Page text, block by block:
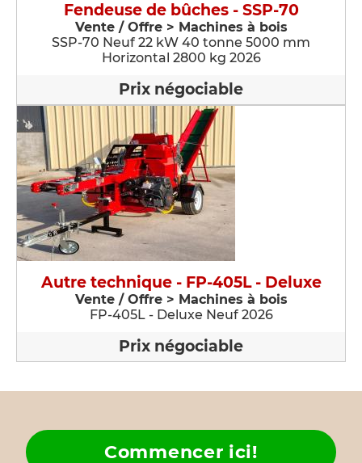
Fendeuse de bûches - SSP-70
Vente / Offre > Machines à bois
SSP-70 Neuf 22 kW 40 tonne 5000 mm
Horizontal 2800 kg 2026
Prix négociable
Autre technique - FP-405L - Deluxe
Vente / Offre > Machines à bois
FP-405L - Deluxe Neuf 2026
Prix négociable
Commencer ici!